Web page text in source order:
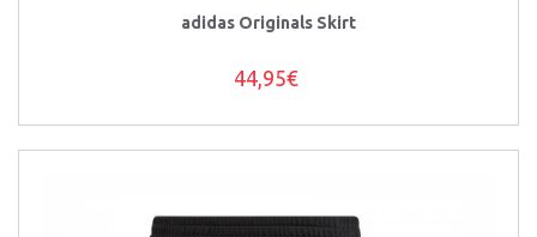
adidas Originals Skirt
44,95€